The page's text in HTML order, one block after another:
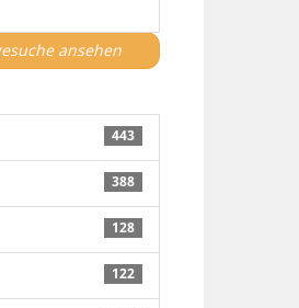
ansehen
443
388
128
122